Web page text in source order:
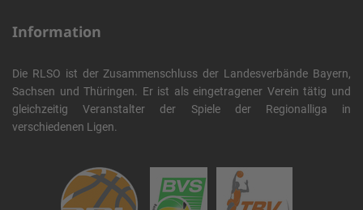
Information
Die RLSO ist der Zusammenschluss der Landesverbände Bayern,
Sachsen und Thüringen. Er ist als eingetragener Verein tätig und
gleichzeitig Veranstalter der Spiele der Regionalliga in
verschiedenen Ligen.